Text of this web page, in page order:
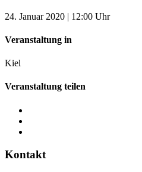
24. Januar 2020 | 12:00 Uhr
Veranstaltung in
Kiel
Veranstaltung teilen
Kontakt